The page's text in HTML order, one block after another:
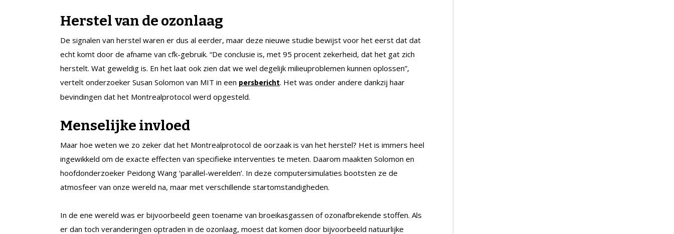
Herstel van de ozonlaag
De signalen van herstel waren er dus al eerder, maar deze nieuwe studie bewijst voor het eerst dat dat
echt komt door de afname van cfk-gebruik. “De conclusie is, met 95 procent zekerheid, dat het gat zich
herstelt. Wat geweldig is. En het laat ook zien dat we wel degelijk milieuproblemen kunnen oplossen”,
vertelt onderzoeker Susan Solomon van MIT in een persbericht. Het was onder andere dankzij haar
bevindingen dat het Montrealprotocol werd opgesteld.
Menselijke invloed
Maar hoe weten we zo zeker dat het Montrealprotocol de oorzaak is van het herstel? Het is immers heel
ingewikkeld om de exacte effecten van specifieke interventies te meten. Daarom maakten Solomon en
hoofdonderzoeker Peidong Wang ‘parallel-werelden’. In deze computersimulaties bootsten ze de
atmosfeer van onze wereld na, maar met verschillende startomstandigheden.
In de ene wereld was er bijvoorbeeld geen toename van broeikasgassen of ozonafbrekende stoffen. Als
er dan toch veranderingen optraden in de ozonlaag, moest dat komen door bijvoorbeeld natuurlijke